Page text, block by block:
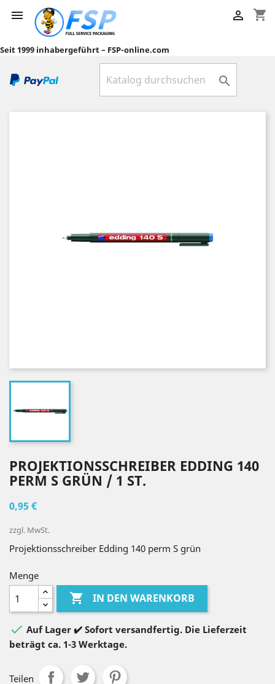
 shopping_cart

Seit 1999 inhabergeführt – FSP-online.com

PROJEKTIONSSCHREIBER EDDING 140
PERM S GRÜN / 1 ST.
0,95 €
zzgl. MwSt.
Projektionsschreiber Edding 140 perm S grün
Menge
 IN DEN WARENKORB
 Auf Lager ✔️ Sofort versandfertig. Die Lieferzeit
beträgt ca. 1-3 Werktage.
Teilen